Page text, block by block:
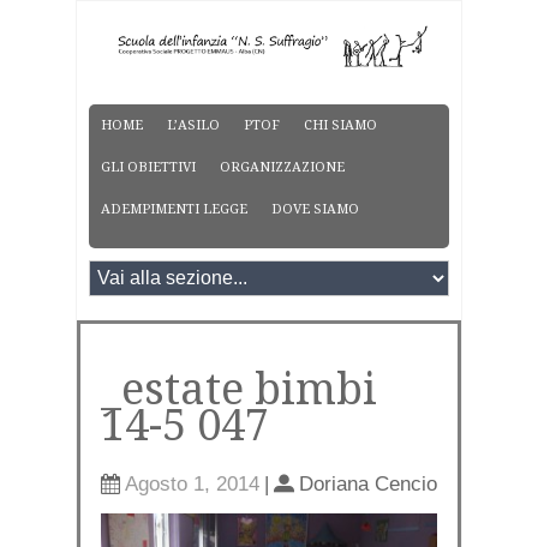
HOME L’ASILO PTOF CHI SIAMO
GLI OBIETTIVI ORGANIZZAZIONE
ADEMPIMENTI LEGGE DOVE SIAMO
_estate bimbi
14-5 047
Agosto 1, 2014 | Doriana Cencio